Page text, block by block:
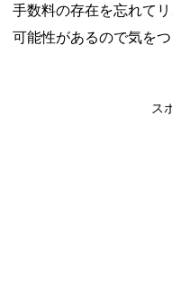
手数料の存在を忘れて
可能性があるので気をつ
ス